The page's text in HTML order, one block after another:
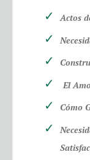
Actos
El
Cómo